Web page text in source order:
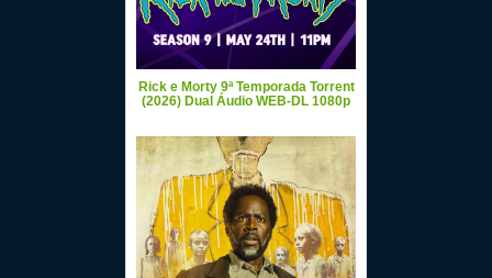
Rick e Morty 9ª Temporada Torrent
(2026) Dual Áudio WEB-DL 1080p